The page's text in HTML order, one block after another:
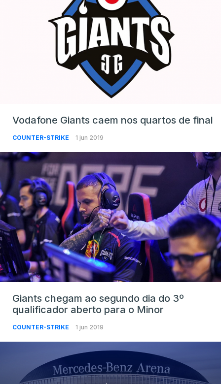
Vodafone Giants caem nos quartos de final
COUNTER-STRIKE 1 jun 2019
Giants chegam ao segundo dia do 3º
qualificador aberto para o Minor
COUNTER-STRIKE 1 jun 2019